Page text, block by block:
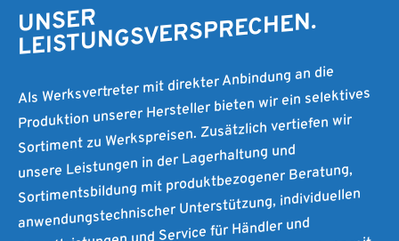
UNSER
LEISTUNGSVERSPRECHEN.
Als Werksvertreter mit direkter Anbindung an die
Produktion unserer Hersteller bieten wir ein selektives
Sortiment zu Werkspreisen. Zusätzlich vertiefen wir
unsere Leistungen in der Lagerhaltung und
Sortimentsbildung mit produktbezogener Beratung,
anwendungstechnischer Unterstützung, individuellen